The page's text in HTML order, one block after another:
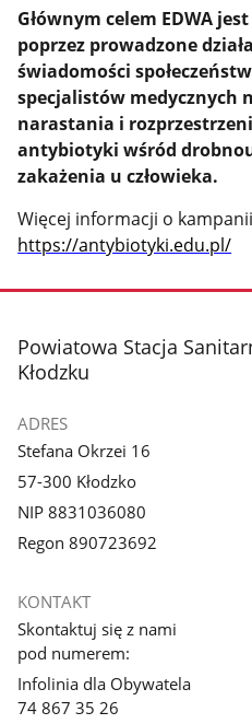
Głównym celem EDWA
poprzez prowadzone
świadomości
specjalistów medycznych
narastania i
antybiotyki wśród
zakażenia u człowieka.
Więcej informacji o kampanii
https://antybiotyki.edu.pl/
stopka
Powiatowa Stacja
Kłodzku
ADRES
Stefana Okrzei 16
57-300 Kłodzko
NIP 8831036080
Regon 890723692
KONTAKT
Skontaktuj się z nami
pod numerem:
Infolinia dla Obywatela
74 867 35 26